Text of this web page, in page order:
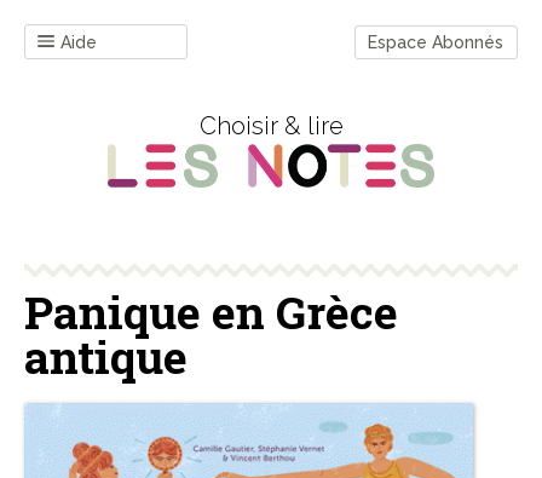
Aide Espace Abonnés
Choisir & lire
Panique en Grèce
antique